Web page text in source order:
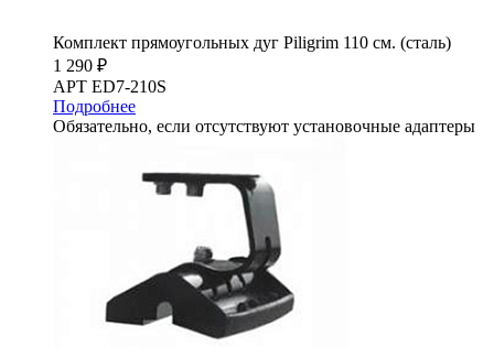
Комплект прямоугольных дуг Piligrim 110 см. (сталь)
1 290 ₽
АРТ ED7-210S
Подробнее
Обязательно, если отсутствуют установочные адаптеры